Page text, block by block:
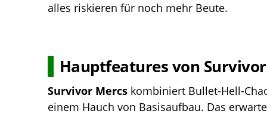
alles riskieren für noch mehr Beute.
Hauptfeatures von
Survivor Mercs kombiniert Bullet-Hell-
einem Hauch von Basisaufbau. Das